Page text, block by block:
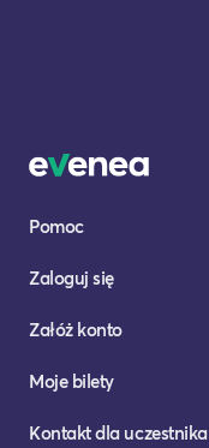
Pomoc
Zaloguj się
Załóż konto
Moje bilety
Kontakt dla uczestnika